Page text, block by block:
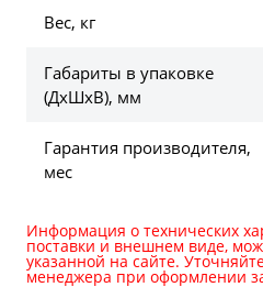
Вес, кг
Габариты в упаковке
(ДхШхВ), мм
Гарантия производителя,
мес
Информация о технических
поставки и внешнем виде,
указанной на сайте.
менеджера при оформлении